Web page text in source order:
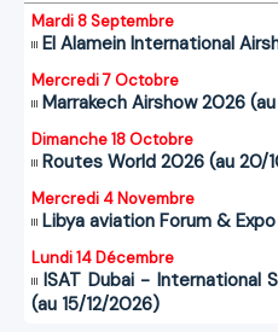
Mardi 8 Septembre
El Alamein International
Mercredi 7 Octobre
Marrakech Airshow 2026
Dimanche 18 Octobre
Routes World 2026 (au 20/
Mercredi 4 Novembre
Libya aviation Forum &
Lundi 14 Décembre
ISAT Dubai - International
(au 15/12/2026)